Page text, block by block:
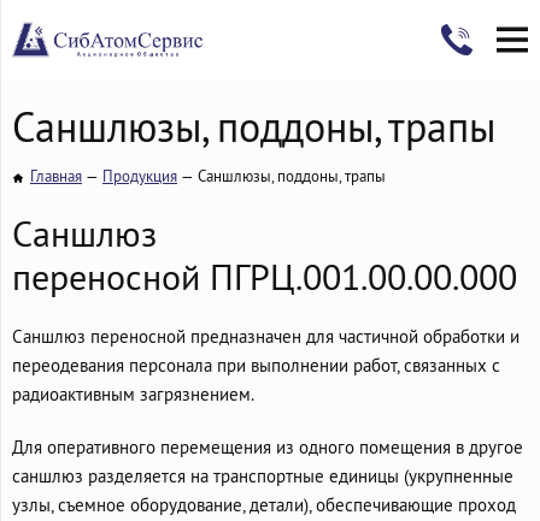
Саншлюзы, поддоны, трапы
Главная Продукция Саншлюзы, поддоны, трапы
Саншлюз
переносной ПГРЦ.001.00.00.000
Саншлюз переносной предназначен для частичной обработки и
переодевания персонала при выполнении работ, связанных с
радиоактивным загрязнением.
Для оперативного перемещения из одного помещения в другое
саншлюз разделяется на транспортные единицы (укрупненные
узлы, съемное оборудование, детали), обеспечивающие проход